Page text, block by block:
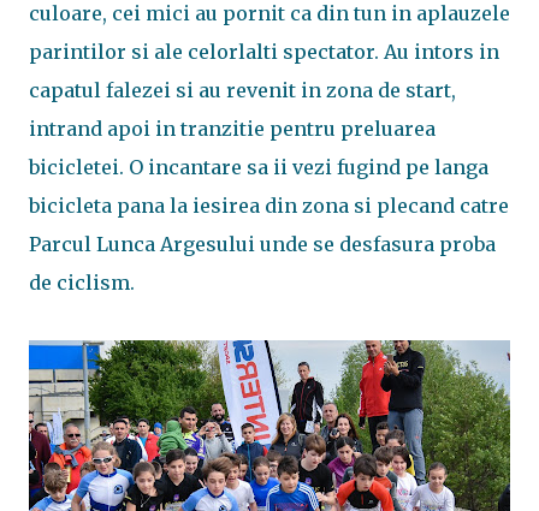
culoare, cei mici au pornit ca din tun in aplauzele
parintilor si ale celorlalti spectator. Au intors in
capatul falezei si au revenit in zona de start,
intrand apoi in tranzitie pentru preluarea
bicicletei. O incantare sa ii vezi fugind pe langa
bicicleta pana la iesirea din zona si plecand catre
Parcul Lunca Argesului unde se desfasura proba
de ciclism.